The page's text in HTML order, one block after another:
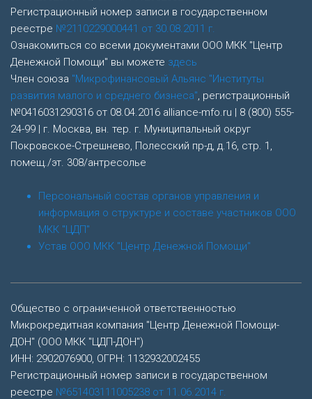
Регистрационный номер записи в государственном
реестре №2110229000441 от 30.08.2011 г.
Ознакомиться со всеми документами ООО МКК "Центр
Денежной Помощи" вы можете здесь
Член союза "Микрофинансовый Альянс "Институты
развития малого и среднего бизнеса" , регистрационный
№0416031290316 от 08.04.2016 alliance-mfo.ru | 8 (800) 555-
24-99 | г. Москва, вн. тер. г. Муниципальный округ
Покровское-Стрешнево, Полесский пр-д, д.16, стр. 1,
помещ./эт. 308/антресолье
Персональный состав органов управления и
информация о структуре и составе участников ООО
МКК "ЦДП"
Устав ООО МКК "Центр Денежной Помощи"
Общество с ограниченной ответственностью
Микрокредитная компания "Центр Денежной Помощи-
ДОН" (ООО МКК "ЦДП-ДОН")
ИНН: 2902076900, ОГРН: 1132932002455
Регистрационный номер записи в государственном
реестре №651403111005238 от 11.06.2014 г.